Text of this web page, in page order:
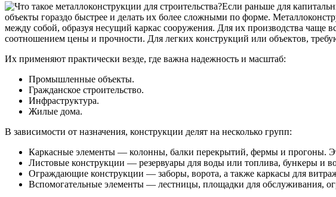
Если раньше для
объекты гораздо быстрее и делать их более сложными по форме.
между собой, образуя несущий каркас сооружения. Для их производства чаще
соотношением цены и прочности. Для легких конструкций или объектов,
Их применяют практически везде, где важна надежность и масштаб:
Промышленные объекты.
Гражданское строительство.
Инфраструктура.
Жилые дома.
В зависимости от назначения, конструкции делят на несколько групп:
Каркасные элементы — колонны, балки перекрытий, фермы и прогоны.
Листовые конструкции — резервуары для воды или топлива, бункеры и
Ограждающие конструкции — заборы, ворота, а также каркасы для
Вспомогательные элементы — лестницы, площадки для обслуживания,